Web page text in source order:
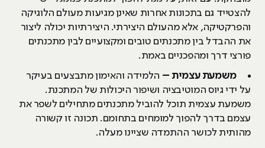
להצטייד גם בתכונות אחרות שאינן מגיעות מעולם הלוגיקה
והפרקטיקה, אלא מהעולם היצירתי. היצירתיות יכולה ליצור
את ההבדל בין מתכנתים טובים ומקצועיים לבין מתכנתים
פורצי דרך ומהפכניים באמת.
משמעת עצמית – הלמידה והאימון מתבצעים בעיקר
על ידי גיוס המוטיבציה ושיפור היכולות של המתכנת.
משמעת עצמית תוכל להוביל מתכנתים מתחילים לשפר את
עצמם בדרך להפוך למומחים בתחומם. תכונה זו קשורה
מהותית לכושר ההתמדה שציינו מעלה.